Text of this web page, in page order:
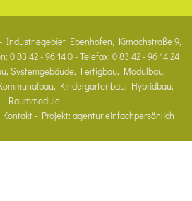
Industriegebiet Ebenhofen, Kirnachstraße 9,
0 83 42 - 96 14 0 - Telefax: 0 83 42 - 96 14 24
Systemgebäude, Fertigbau, Modulbau,
Kindergartenbau, Hybridbau,
Raummodule
Kontakt- Projekt: agentur einfachpersönlich